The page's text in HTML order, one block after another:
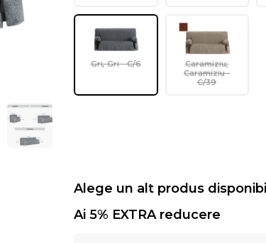
Gri, Gri - C/6
Caramiziu,
Caramiziu -
C/39
Alege un alt produs
Ai 5% EXTRA reducere